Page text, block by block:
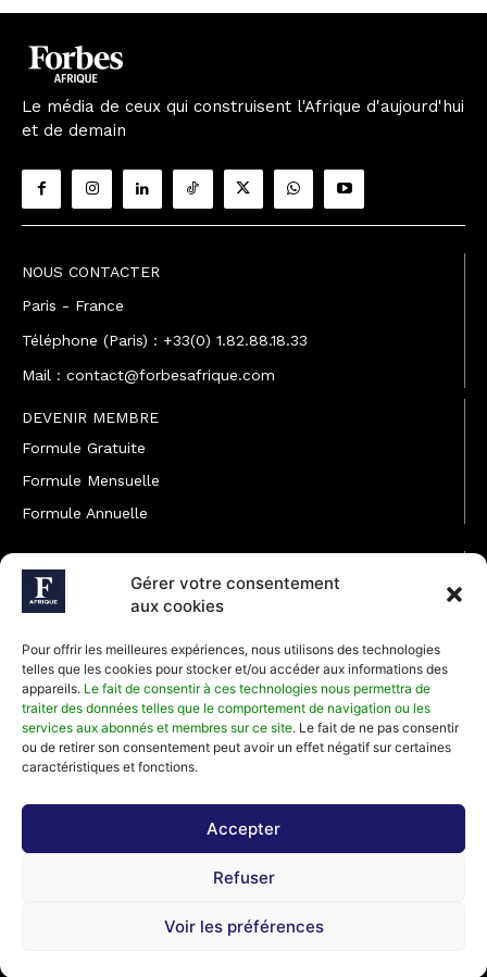
Gérer votre consentement
aux cookies
Pour offrir les meilleures expériences, nous utilisons des technologies
telles que les cookies pour stocker et/ou accéder aux informations des
appareils. Le fait de consentir à ces technologies nous permettra de
traiter des données telles que le comportement de navigation ou les
services aux abonnés et membres sur ce site. Le fait de ne pas consentir
ou de retirer son consentement peut avoir un effet négatif sur certaines
caractéristiques et fonctions.
Accepter
Refuser
Voir les préférences
Le média de ceux qui construisent l'Afrique d'aujourd'hui
et de demain
NOUS CONTACTER
Paris - France
Téléphone (Paris) : +33(0) 1.82.88.18.33
Mail : contact@forbesafrique.com
DEVENIR MEMBRE
Formule Gratuite
Formule Mensuelle
Formule Annuelle
JOINDRE L'ÉQUIPE
Rédaction
Développement commercial
Communiquer avec Forbes Afrique
Média Kit 2026
Abonnez-vous à la newsletter de Forbes Afrique et recevez
régulièrement nos meilleurs articles